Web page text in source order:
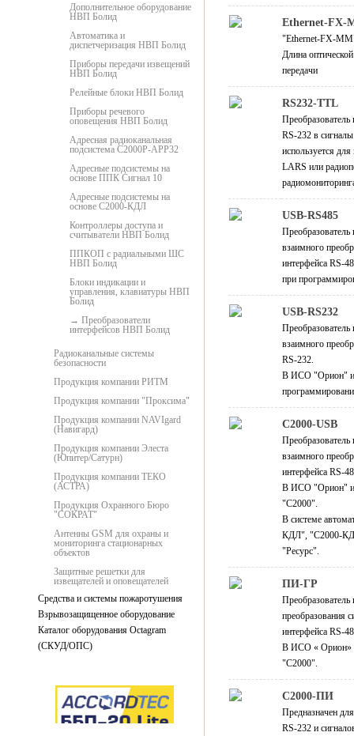
Дополнительное оборудование
НВП Болид
Автоматика и
диспетчеризация НВП Болид
Приборы передачи извещений
НВП Болид
Релейные блоки НВП Болид
Приборы речевого
оповещения НВП Болид
Адресная радиоканальная
подсистема С2000Р-АРР32
Адресные подсистемы на
основе ППК Сигнал 10
Адресные подсистемы на
основе С2000-КДЛ
Контроллеры доступа и
считыватели НВП Болид
ППКОП с радиальными ШС
НВП Болид
Блоки индикации и
управления, клавиатуры НВП
Болид
Преобразователи
интерфейсов НВП Болид
Радиоканальные системы
безопасности
Продукция компании РИТМ
Продукция компании "Проксима"
Продукция компании NAVIgard
(Навигард)
Продукция компании Элеста
(Юпитер/Сатурн)
Продукция компании ТЕКО
(АСТРА)
Продукция Охранного Бюро
"СОКРАТ"
Антенны GSM для охраны и
мониторинга стационарных
объектов
Защитные решетки для
извещателей и оповещателей
Средства и системы пожаротушения
Взрывозащищенное оборудование
Каталог оборудования Octagram
(СКУД/ОПС)
Ethernet-FX-
"Ethernet-FX-
Длина
передачи
RS232-TTL
Преобразователь
RS-232 в
используется
LARS или
USB-RS485
Преобразователь
взаимного
интерфейса RS-
при
USB-RS232
Преобразователь
взаимного
RS-232.
В ИСО "Орион"
С2000-USB
взаимного
интерфейса RS-
В ИСО "Орион"
"С2000".
В системе
КДЛ", "С2000-
"Ресурс".
ПИ-ГР
преобразования
интерфейса RS-
В ИСО « Орион»
"С2000".
С2000-ПИ
Предназначен
RS-232 и